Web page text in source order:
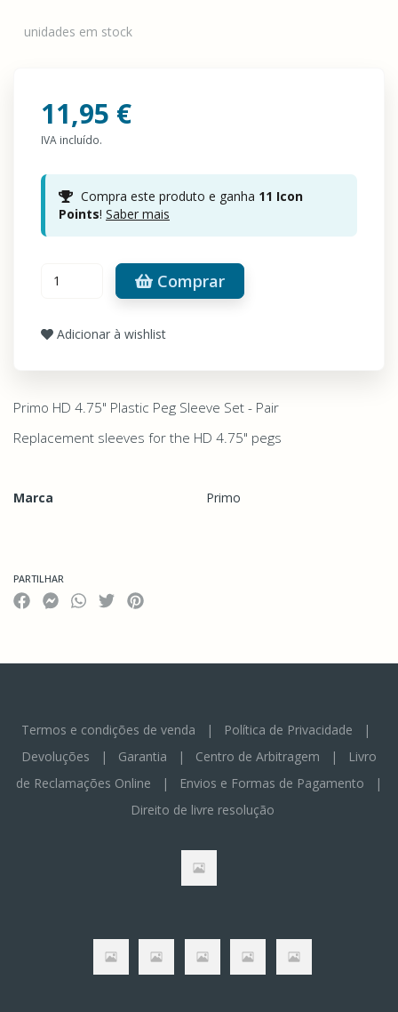
unidades em stock
11,95 €
IVA incluído.
Compra este produto e ganha 11 Icon
Points! Saber mais
Comprar
Adicionar à wishlist
Primo HD 4.75" Plastic Peg Sleeve Set - Pair
Replacement sleeves for the HD 4.75" pegs
Marca
Primo
PARTILHAR
Termos e condições de venda | Política de Privacidade |
Devoluções | Garantia | Centro de Arbitragem |
Livro
de Reclamações Online | Envios e Formas de Pagamento |
Direito de livre resolução